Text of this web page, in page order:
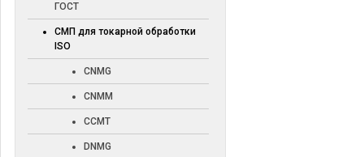
ГОСТ
СМП для токарной обработки
ISO
CNMG
CNMM
CCMT
DNMG